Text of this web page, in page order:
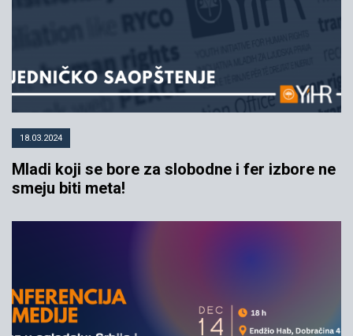
18.03.2024
Mladi koji se bore za slobodne i fer izbore ne
smeju biti meta!